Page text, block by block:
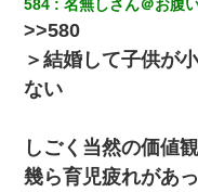
夫に癌の余命宣告。その
けた
いのか！」→ 離婚後
584 名無しさん＠お腹
>>580
＞結婚して子供が
ない
しごく当然の価値
幾ら育児疲れがあ